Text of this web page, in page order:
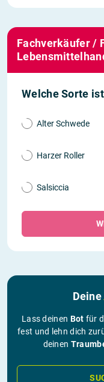
Fachverkäufer /
Welche Sorte
Alter Schwede
Harzer Roller
Salsiccia
Deine
Lass deinen Bot für
fest und lehn dich
deinen